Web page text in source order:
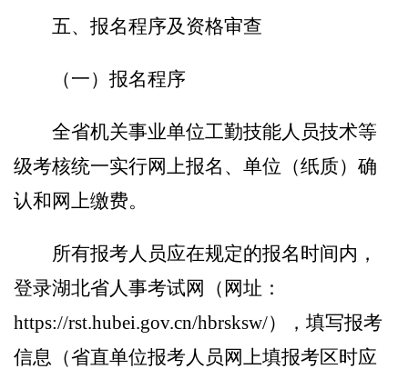
五、报名程序及资格审查
（一）报名程序
全省机关事业单位工勤技能人员技术等
级考核统一实行网上报名、单位（纸质）确
认和 网上缴费。
所有报考人员应在规定的报名时间内，
登录湖北省人事考试网（网址：
https://rst.hubei.gov.cn/hbrsksw/），填写报考
信息（省直单位报考人员网上填报考区时应